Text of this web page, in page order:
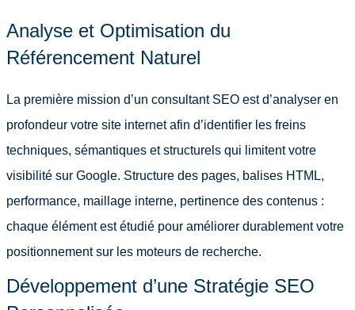
Analyse et Optimisation du
Référencement Naturel
La première mission d’un consultant SEO est d’analyser en
profondeur votre site internet afin d’identifier les freins
techniques, sémantiques et structurels qui limitent votre
visibilité sur Google. Structure des pages, balises HTML,
performance, maillage interne, pertinence des contenus :
chaque élément est étudié pour améliorer durablement votre
positionnement sur les moteurs de recherche.
Développement d’une Stratégie SEO